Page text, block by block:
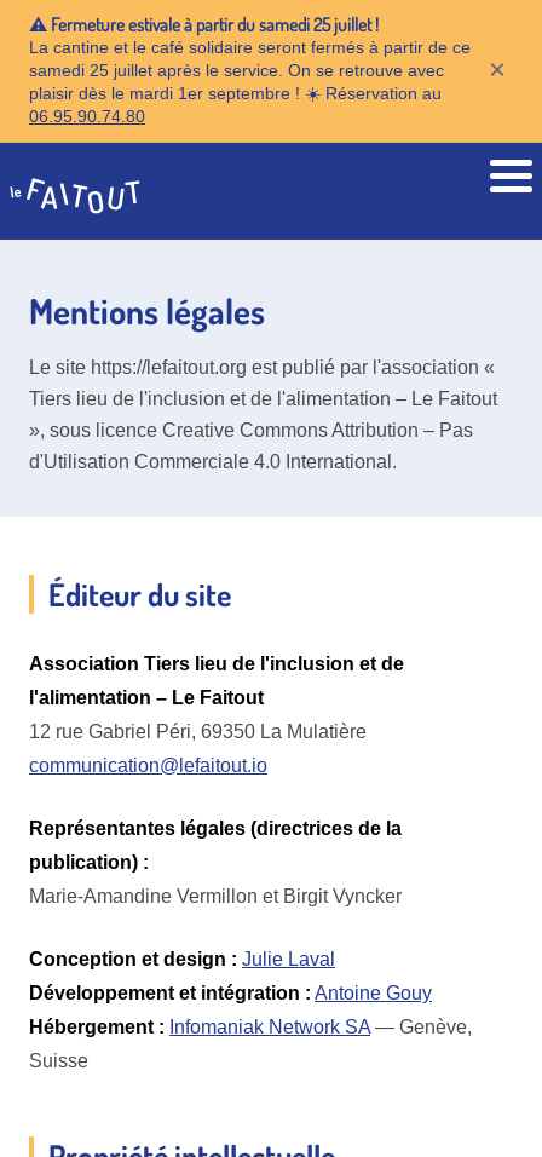
⚠️ Fermeture estivale à partir du samedi 25 juillet !
La cantine et le café solidaire seront fermés à partir de ce
samedi 25 juillet après le service. On se retrouve avec
plaisir dès le mardi 1er septembre ! ☀️ Réservation au
06.95.90.74.80
×
Accueil
Mentions légales
Le site https://lefaitout.org est publié par l'association «
Tiers lieu de l'inclusion et de l'alimentation – Le Faitout
», sous licence Creative Commons Attribution – Pas
d'Utilisation Commerciale 4.0 International.
Éditeur du site
Association Tiers lieu de l'inclusion et de
l'alimentation – Le Faitout
12 rue Gabriel Péri, 69350 La Mulatière
communication@lefaitout.io
Représentantes légales (directrices de la
publication) :
Marie-Amandine Vermillon et Birgit Vyncker
Conception et design : Julie Laval
Développement et intégration : Antoine Gouy
Hébergement : Infomaniak Network SA — Genève,
Suisse